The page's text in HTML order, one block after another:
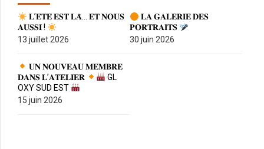
𝐋’𝐄́𝐓𝐄́ 𝐄𝐒𝐓 𝐋𝐀̀… 𝐄𝐓 𝐍𝐎𝐔𝐒
𝐀𝐔𝐒𝐒𝐈 !
13 juillet 2026
𝐋𝐀 𝐆𝐀𝐋𝐄𝐑𝐈𝐄 𝐃𝐄𝐒
𝐏𝐎𝐑𝐓𝐑𝐀𝐈𝐓𝐒
30 juin 2026
𝐔𝐍 𝐍𝐎𝐔𝐕𝐄𝐀𝐔 𝐌𝐄𝐌𝐁𝐑𝐄
𝐃𝐀𝐍𝐒 𝐋’𝐀𝐓𝐄𝐋𝐈𝐄𝐑
GL
OXY SUD EST
15 juin 2026